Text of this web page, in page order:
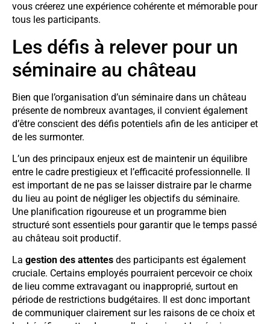
vous créerez une expérience cohérente et mémorable pour
tous les participants.
Les défis à relever pour un
séminaire au château
Bien que l’organisation d’un séminaire dans un château
présente de nombreux avantages, il convient également
d’être conscient des défis potentiels afin de les anticiper et
de les surmonter.
L’un des principaux enjeux est de maintenir un équilibre
entre le cadre prestigieux et l’efficacité professionnelle. Il
est important de ne pas se laisser distraire par le charme
du lieu au point de négliger les objectifs du séminaire.
Une planification rigoureuse et un programme bien
structuré sont essentiels pour garantir que le temps passé
au château soit productif.
La gestion des attentes des participants est également
cruciale. Certains employés pourraient percevoir ce choix
de lieu comme extravagant ou inapproprié, surtout en
période de restrictions budgétaires. Il est donc important
de communiquer clairement sur les raisons de ce choix et